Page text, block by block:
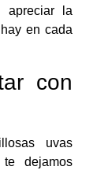
apreciar la
en cada
con
uvas
dejamos